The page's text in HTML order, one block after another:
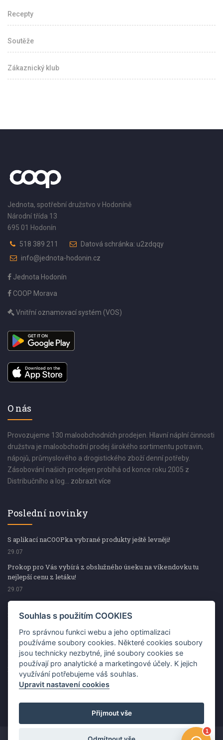
Recepty
Soutěže
Zákaznický klub
Jednota, spotřební družstvo v Hodoníně
Národní třída 13
695 01 Hodonín
518 389 211
Datová schránka: u2zdqqy
info@jednota-hodonin.cz
Jednota Hodonín
COOP Morava
Vnitřní oznamovací systém (VOS)
O nás
Provozujeme 130 maloobchodních prodejen. Hlavní náplní činnosti
družstva je maloobchodní prodej širokého sortimentu potravin,
nápojů, průmyslového a drogistického zboží denní potřeby.
Zásobování našich prodejen probíhá od konce roku 2005 z
Distribučního a log... zobrazit více
Poslední novinky
S aplikací naCOOPka vybrané produkty ještě levněji!
29.07
Prokop pro Vás vybírá z obslužného úseku na víkendovku tu
nejlepší cenu z letáku!
29.07
Prokop pro Vás vybírá z obslužného úseku na víkendovku tu
nejlepší cenu z letáku!
Kup špekáčky od Váhaly a vyhraj s naCOOPkou sekerku Fiskars
29.07
Prokop pro Vás vybírá na víkendovku ty nejlepší ceny z letáku!
29.07
Souhlas s použitím COOKIES
Pro správnou funkci webu a jeho optimalizaci
používáme soubory cookies. Některé cookies soubory
jsou technicky nezbytné, jiné soubory cookies se
používají pro analytické a marketingové účely. K jejich
využívání potřebujeme váš souhlas.
Upravit nastavení cookies
Přijmout vše